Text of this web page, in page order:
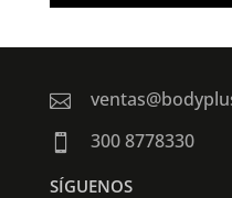

 300 8778330
SÍGUENOS